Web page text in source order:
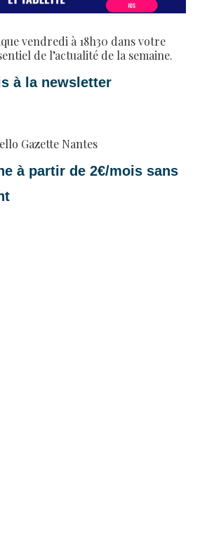
vendredi à 18h30 dans votre
de l’actualité de la semaine.
à la newsletter
Gazette Nantes
à partir de 2€/mois sans